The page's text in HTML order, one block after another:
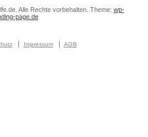
Alle Rechte vorbehalten. Theme: wp-
page.de
Impressum AGB